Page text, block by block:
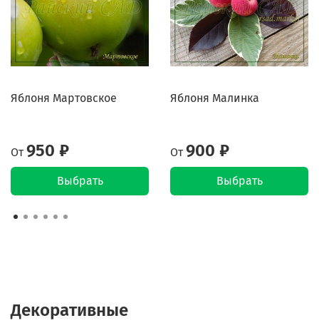
Яблоня Мартовское
От 950 ₽
Выбрать
Яблоня Малинка
От 900 ₽
Выбрать
Декоративные